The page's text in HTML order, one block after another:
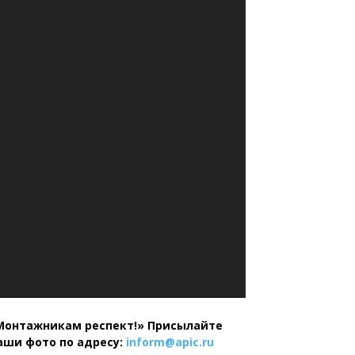
респект!» Присылайте
фото по адресу: inform@apic.ru